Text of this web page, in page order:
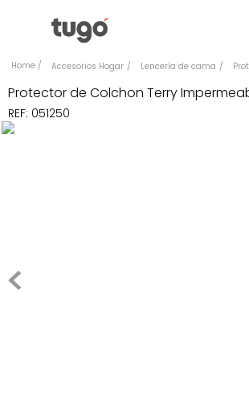
Accesorios Hogar Lencería de cama
Protector de Colchon Terry
REF: 051250
Comedor
Escritorio